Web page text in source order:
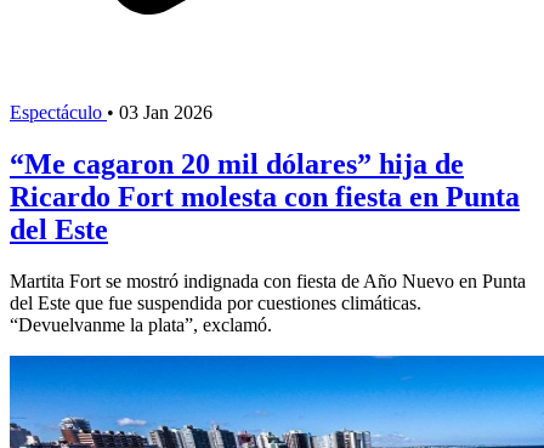
Espectáculo • 03 Jan 2026
“Me cagaron 20 mil dólares” hija de
Ricardo Fort molesta con fiesta en Punta
del Este
Martita Fort se mostró indignada con fiesta de Año Nuevo en Punta
del Este que fue suspendida por cuestiones climáticas.
“Devuelvanme la plata”, exclamó.